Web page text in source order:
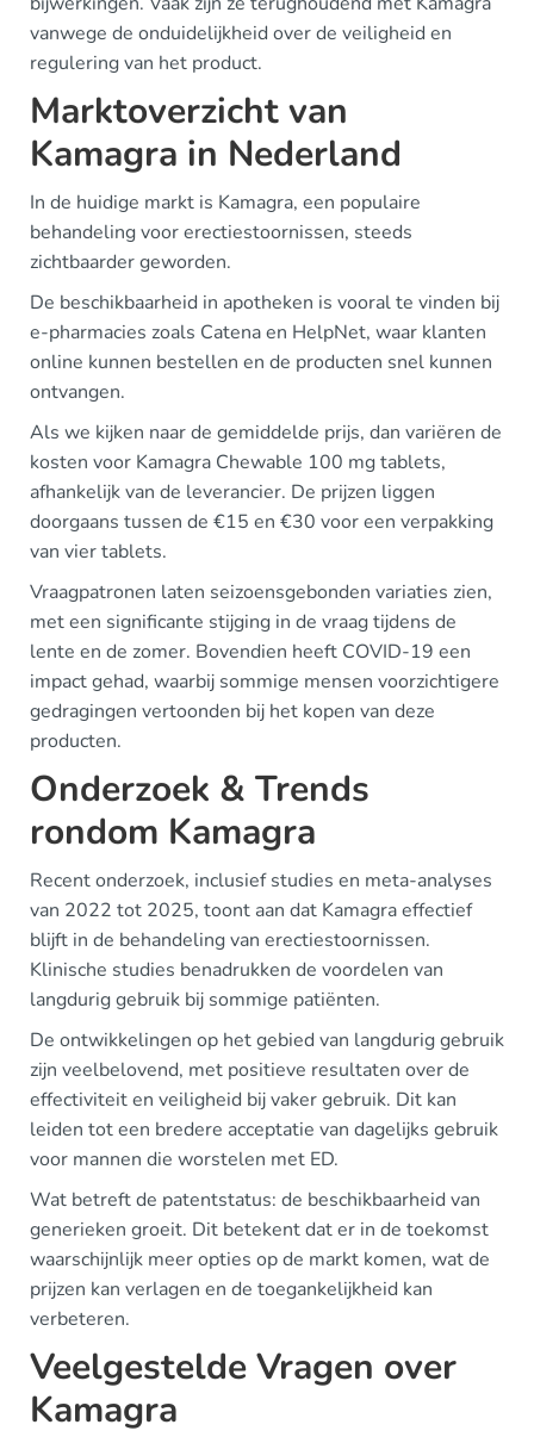
vanwege de onduidelijkheid over de veiligheid en
regulering van het product.
Marktoverzicht van
Kamagra in Nederland
In de huidige markt is Kamagra, een populaire
behandeling voor erectiestoornissen, steeds
zichtbaarder geworden.
De beschikbaarheid in apotheken is vooral te vinden bij
e-pharmacies zoals Catena en HelpNet, waar klanten
online kunnen bestellen en de producten snel kunnen
ontvangen.
Als we kijken naar de gemiddelde prijs, dan variëren de
kosten voor Kamagra Chewable 100 mg tablets,
afhankelijk van de leverancier. De prijzen liggen
doorgaans tussen de €15 en €30 voor een verpakking
van vier tablets.
Vraagpatronen laten seizoensgebonden variaties zien,
met een significante stijging in de vraag tijdens de
lente en de zomer. Bovendien heeft COVID-19 een
impact gehad, waarbij sommige mensen voorzichtigere
gedragingen vertoonden bij het kopen van deze
producten.
Onderzoek & Trends
rondom Kamagra
Recent onderzoek, inclusief studies en meta-analyses
van 2022 tot 2025, toont aan dat Kamagra effectief
blijft in de behandeling van erectiestoornissen.
Klinische studies benadrukken de voordelen van
langdurig gebruik bij sommige patiënten.
De ontwikkelingen op het gebied van langdurig gebruik
zijn veelbelovend, met positieve resultaten over de
effectiviteit en veiligheid bij vaker gebruik. Dit kan
leiden tot een bredere acceptatie van dagelijks gebruik
voor mannen die worstelen met ED.
Wat betreft de patentstatus: de beschikbaarheid van
generieken groeit. Dit betekent dat er in de toekomst
waarschijnlijk meer opties op de markt komen, wat de
prijzen kan verlagen en de toegankelijkheid kan
verbeteren.
Veelgestelde Vragen over
Kamagra